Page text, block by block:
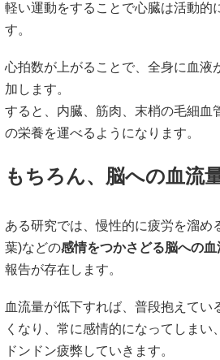
軽い運動をすることで心臓は活動的
す。
心拍数が上がることで、全身に血液
加します。
すると、内臓、筋肉、末梢の毛細血
の栄養を運べるようになります。
もちろん、脳への血流
ある研究では、慢性的に疲労を溜め
葉)などの感情をつかさどる脳への
報告が存在します。
血流量が低下すれば、普段抱えてい
くなり、常に感情的になってしまい
ドンドン疲弊していきます。